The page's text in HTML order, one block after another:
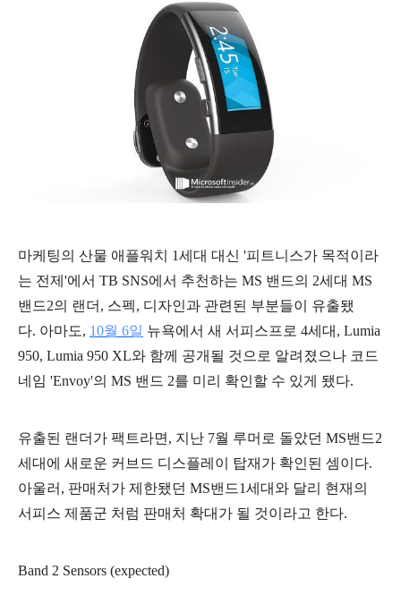
마케팅의 산물 애플워치 1세대 대신 '피트니스가 목적이라
는 전제'에서 TB SNS에서 추천하는 MS 밴드의 2세대 MS
밴드2의 랜더, 스펙, 디자인과 관련된 부분들이 유출됐
다. 아마도, 10월 6일 뉴욕에서 새 서피스프로 4세대, Lumia
950, Lumia 950 XL와 함께 공개될 것으로 알려졌으나 코드
네임 'Envoy'의 MS 밴드 2를 미리 확인할 수 있게 됐다.
유출된 랜더가 팩트라면, 지난 7월 루머로 돌았던 MS밴드2
세대에 새로운 커브드 디스플레이 탑재가 확인된 셈이다.
아울러, 판매처가 제한됐던 MS밴드1세대와 달리 현재의
서피스 제품군 처럼 판매처 확대가 될 것이라고 한다.
Band 2 Sensors (expected)